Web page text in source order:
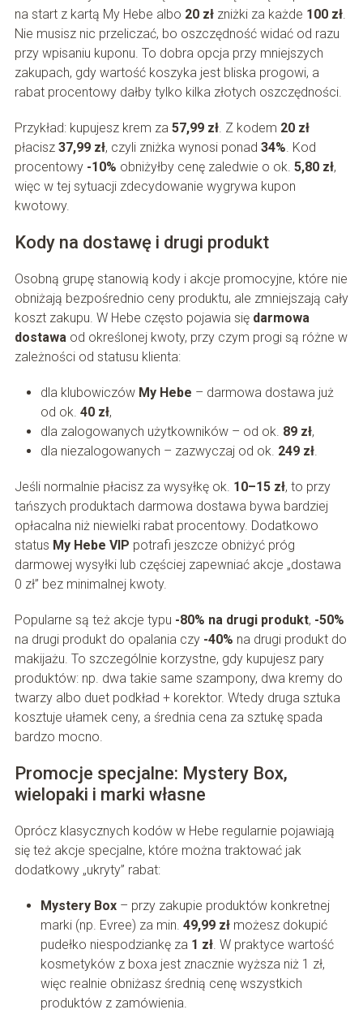
na start z kartą My Hebe albo 20 złzniżki za każde 100 zł.
Nie musisz nic przeliczać, bo oszczędność widać od razu
przy wpisaniu kuponu. To dobra opcja przy mniejszych
zakupach, gdy wartość koszyka jest bliska progowi, a
rabat procentowy dałby tylko kilka złotych oszczędności.
Przykład: kupujesz krem za 57,99 zł. Z kodem 20 zł
płacisz 37,99 zł, czyli zniżka wynosi ponad 34%. Kod
procentowy -10% obniżyłby cenę zaledwie o ok. 5,80 zł,
więc w tej sytuacji zdecydowanie wygrywa kupon
kwotowy.
Kody na dostawę i drugi produkt
Osobną grupę stanowią kody i akcje promocyjne, które nie
obniżają bezpośrednio ceny produktu, ale zmniejszają cały
koszt zakupu. W Hebe często pojawia się darmowa
dostawaod określonej kwoty, przy czym progi są różne w
zależności od statusu klienta:
dla klubowiczów My Hebe – darmowa dostawa już
od ok. 40 zł,
dla zalogowanych użytkowników – od ok. 89 zł,
dla niezalogowanych – zazwyczaj od ok. 249 zł.
Jeśli normalnie płacisz za wysyłkę ok. 10–15 zł, to przy
tańszych produktach darmowa dostawa bywa bardziej
opłacalna niż niewielki rabat procentowy. Dodatkowo
status My Hebe VIP potrafi jeszcze obniżyć próg
darmowej wysyłki lub częściej zapewniać akcje „dostawa
0 zł” bez minimalnej kwoty.
Popularne są też akcje typu -80% na drugi produkt, -50%
na drugi produkt do opalania czy -40% na drugi produkt do
makijażu. To szczególnie korzystne, gdy kupujesz pary
produktów: np. dwa takie same szampony, dwa kremy do
twarzy albo duet podkład + korektor. Wtedy druga sztuka
kosztuje ułamek ceny, a średnia cena za sztukę spada
bardzo mocno.
Promocje specjalne: Mystery Box,
wielopaki i marki własne
Oprócz klasycznych kodów w Hebe regularnie pojawiają
się też akcje specjalne, które można traktować jak
dodatkowy „ukryty” rabat:
Mystery Box– przy zakupie produktów konkretnej
marki (np. Evree) za min. 49,99 złmożesz dokupić
pudełko niespodziankę za 1 zł. W praktyce wartość
kosmetyków z boxa jest znacznie wyższa niż 1 zł,
więc realnie obniżasz średnią cenę wszystkich
produktów z zamówienia.